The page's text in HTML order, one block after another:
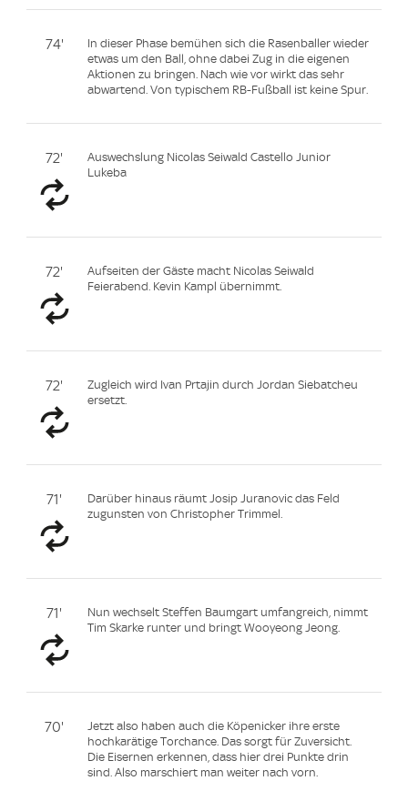
74'
In dieser Phase bemühen sich die Rasenballer wieder
etwas um den Ball, ohne dabei Zug in die eigenen
Aktionen zu bringen. Nach wie vor wirkt das sehr
abwartend. Von typischem RB-Fußball ist keine Spur.
72'
Auswechslung Nicolas Seiwald Castello Junior
Lukeba
72'
Aufseiten der Gäste macht Nicolas Seiwald
Feierabend. Kevin Kampl übernimmt.
72'
Zugleich wird Ivan Prtajin durch Jordan Siebatcheu
ersetzt.
71'
Darüber hinaus räumt Josip Juranovic das Feld
zugunsten von Christopher Trimmel.
71'
Nun wechselt Steffen Baumgart umfangreich, nimmt
Tim Skarke runter und bringt Wooyeong Jeong.
70'
Jetzt also haben auch die Köpenicker ihre erste
hochkarätige Torchance. Das sorgt für Zuversicht.
Die Eisernen erkennen, dass hier drei Punkte drin
sind. Also marschiert man weiter nach vorn.